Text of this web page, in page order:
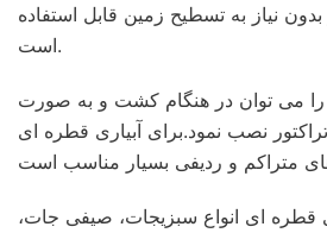
نیاز به تسطیح زمین قابل استفاده
است.
را می توان در هنگام کشت و به صورت
تراکتور نصب نمود.برای آبیاری قطره ای
قطره ای انواع سبزیجات، صیفی جات،